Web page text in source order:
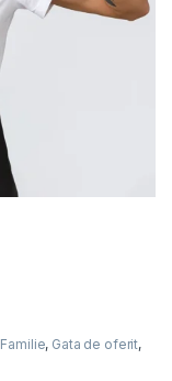
Familie, Gata de oferit,